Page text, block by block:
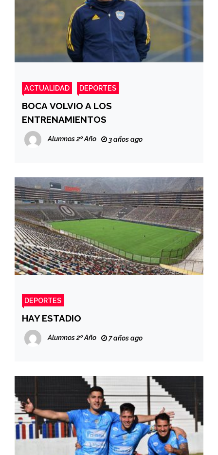
ACTUALIDAD DEPORTES
BOCA VOLVIO A LOS
ENTRENAMIENTOS
Alumnos 2º Año 3 años ago
DEPORTES
HAY ESTADIO
Alumnos 2º Año 7 años ago